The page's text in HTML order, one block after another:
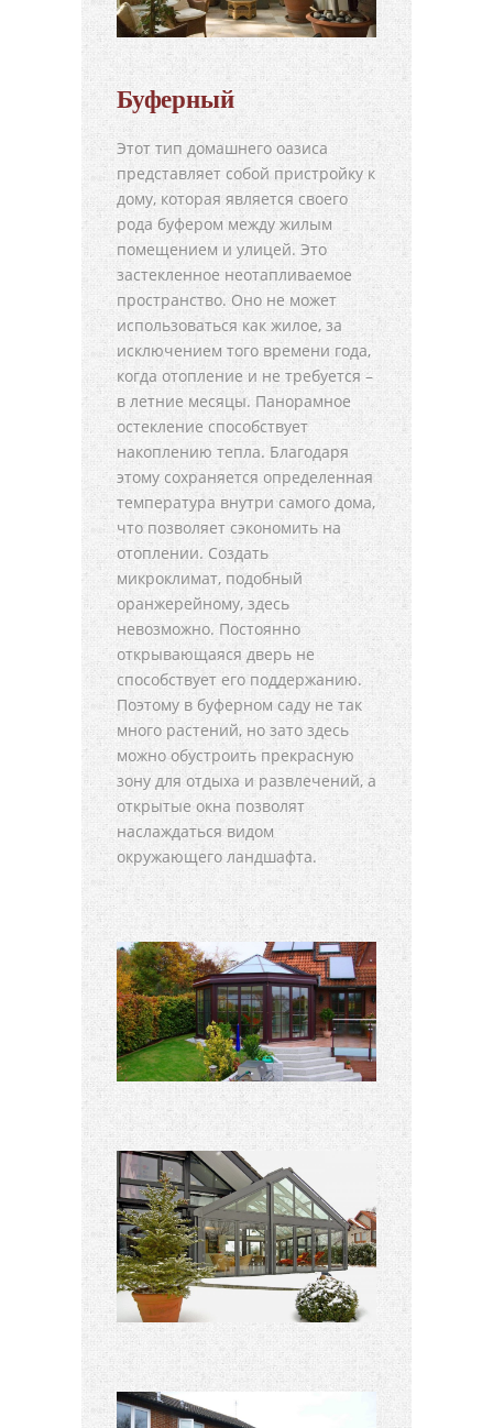
Буферный
Этот тип домашнего оазиса
представляет собой пристройку к
дому, которая является своего
рода буфером между жилым
помещением и улицей. Это
застекленное неотапливаемое
пространство. Оно не может
использоваться как жилое, за
исключением того времени года,
когда отопление и не требуется –
в летние месяцы. Панорамное
остекление способствует
накоплению тепла. Благодаря
этому сохраняется определенная
температура внутри самого дома,
что позволяет сэкономить на
отоплении. Создать
микроклимат, подобный
оранжерейному, здесь
невозможно. Постоянно
открывающаяся дверь не
способствует его поддержанию.
Поэтому в буферном саду не так
много растений, но зато здесь
можно обустроить прекрасную
зону для отдыха и развлечений, а
открытые окна позволят
наслаждаться видом
окружающего ландшафта.